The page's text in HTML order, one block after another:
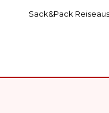
Sack&Pack